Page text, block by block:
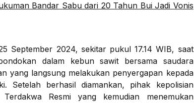
Bandar Sabu dari 20 Tahun Bui Jadi Vonis
September 2024, sekitar pukul 17.14 WIB, saat
dalam kebun sawit bersama saudara
yang langsung melakukan penyergapan kepada
Setelah berhasil diamankan, pihak kepolisian
Resmi yang kemudian menemukan